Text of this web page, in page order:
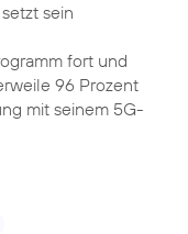
sein
fort und
96 Prozent
mit seinem 5G-